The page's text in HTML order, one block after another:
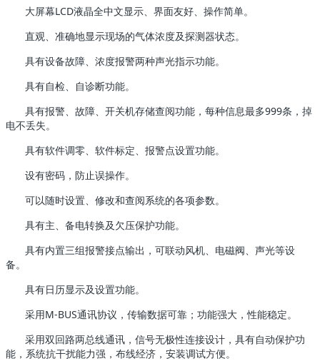
大屏幕LCD液晶全中文显示、界面友好、操作简单。
直观、准确地显示现场的气体浓度及探测器状态。
具有设备故障、浓度报警两种声光指示功能。
具有自检、自诊断功能。
具有报警、故障、开关机存储查阅功能，每种信息最多999条，掉
电不丢失。
具有软件调零、软件标定、报警点设置功能。
设有密码，防止误操作。
可以随时设置、修改和查阅系统的各项参数。
具有主、备电转换及欠压保护功能。
具有内置三组报警接点输出，可联动风机、电磁阀、声光等设
备。
具有日历显示及设置功能。
采用M-BUS通讯协议，传输数据可靠；功能强大，性能稳定。
采用双回路两总线通讯，信号无极性连接设计，具有自动保护功
能，系统抗干扰能力强，布线经济，安装调试方便。